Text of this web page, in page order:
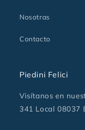
Nosotras
Contacto
Piedini Felici
Visítanos en
341 Local 08037